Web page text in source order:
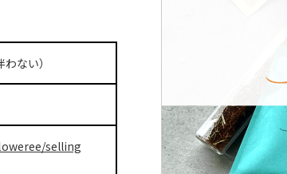
ない）
selling